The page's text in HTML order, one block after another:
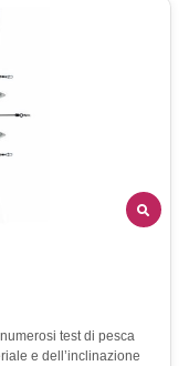
test di pesca
e dell’inclinazione